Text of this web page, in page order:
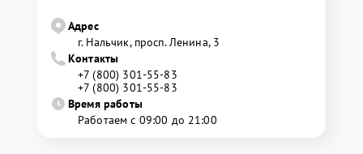
Адрес
г. Нальчик, просп. Ленина, 3
Контакты
+7 (800) 301-55-83
+7 (800) 301-55-83
Время работы
Работаем с 09:00 до 21:00